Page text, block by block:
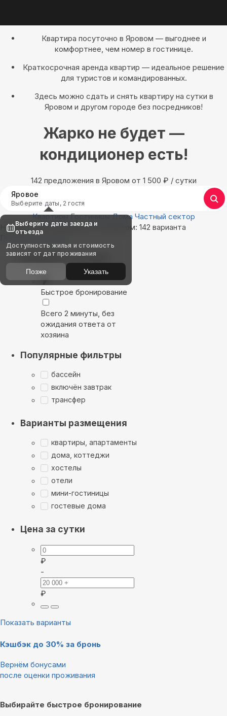
Квартира посуточно в Яровом — выгоднее и
комфортнее, чем номер в гостинице.
Краткосрочная аренда квартир — идеальное решение
для туристов и командированных.
Здесь можно сдать и снять квартиру на сутки в
Яровом и другом городе без посредников!
Жарко не будет —
кондиционер есть!
142 предложения в Яровом oт 1 500 ₽ / сутки
Яровое
Выберите даты, 2 гостя
Квартиры Гостиницы Дома Частный сектор
Найдём, где остановиться в Яровом: 142 варианта
Показать на карте
Выбирайте лучшее
Быстрое бронирование
Всего 2 минуты, без
ожидания ответа от
хозяина
Популярные фильтры
бассейн
включён завтрак
трансфер
Варианты размещения
квартиры, апартаменты
дома, коттеджи
хостелы
отели
мини-гостиницы
гостевые дома
Цена за сутки
₽
-
₽
Показать варианты
Кэшбэк до 30% за бронь
Вернём бонусами
после оценки проживания
Выбирайте быстрое бронирование
Выберите даты заезда и
отъезда
Доступность жилья и стоимость
зависят от дат проживания
Позже Указать